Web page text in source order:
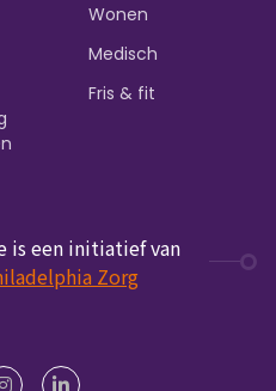
Wonen
Medisch
Fris & fit
is een initiatief van
Zorg